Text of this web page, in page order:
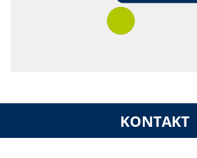
KONTAKT